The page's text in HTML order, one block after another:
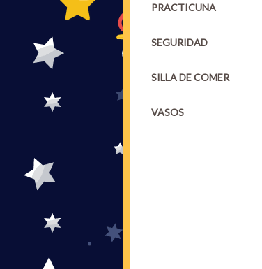
PRACTICUNA
SEGURIDAD
SILLA DE COMER
VASOS